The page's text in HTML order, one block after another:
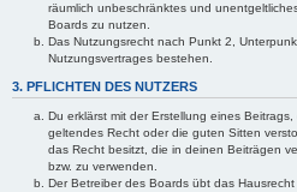
räumlich unbeschränktes und
Boards zu nutzen.
Das Nutzungsrecht nach Punkt 2,
Nutzungsvertrages bestehen.
3. PFLICHTEN DES NUTZERS
Du erklärst mit der Erstellung eines
geltendes Recht oder die guten Sitten
das Recht besitzt, die in deinen Beiträgen
bzw. zu verwenden.
Der Betreiber des Boards übt das